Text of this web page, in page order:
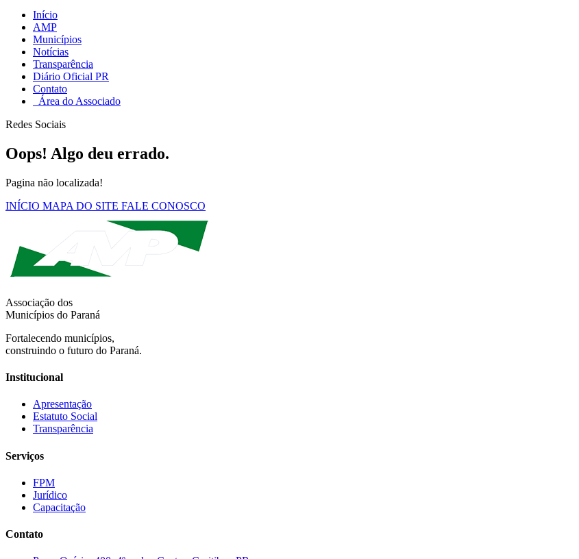
Início
AMP
Municípios
Notícias
Transparência
Diário Oficial PR
Contato
Área do Associado
Redes Sociais
Oops! Algo deu errado.
Pagina não localizada!
INÍCIO MAPA DO SITE FALE CONOSCO
Associação dos
Municípios do Paraná
Fortalecendo municípios,
construindo o futuro do Paraná.
Institucional
Apresentação
Estatuto Social
Transparência
Serviços
FPM
Jurídico
Capacitação
Contato